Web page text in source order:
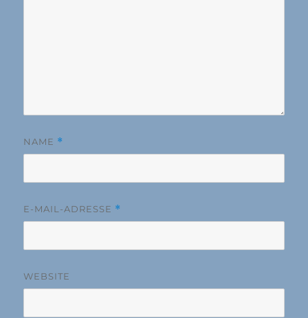
NAME *
E-MAIL-ADRESSE *
WEBSITE